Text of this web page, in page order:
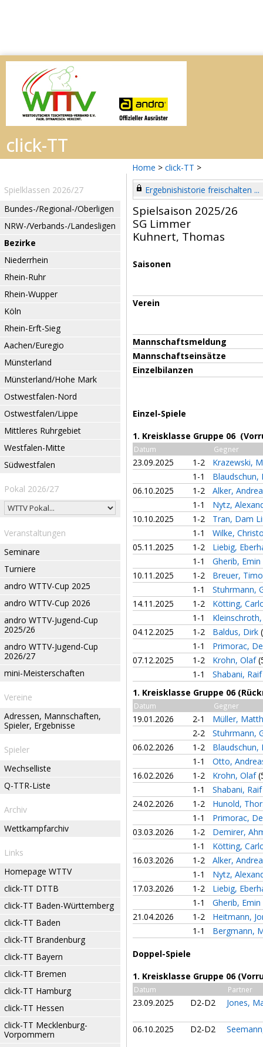
Home > click-TT >
Spielklassen 2026/27
Bundes-/Regional-/Oberligen
NRW-/Verbands-/Landesligen
Bezirke
Niederrhein
Rhein-Ruhr
Rhein-Wupper
Köln
Rhein-Erft-Sieg
Aachen/Euregio
Münsterland
Münsterland/Hohe Mark
Ostwestfalen-Nord
Ostwestfalen/Lippe
Mittleres Ruhrgebiet
Westfalen-Mitte
Südwestfalen
Pokal 2026/27
Veranstaltungen
Seminare
Turniere
andro WTTV-Cup 2025
andro WTTV-Cup 2026
andro WTTV-Jugend-Cup
2025/26
andro WTTV-Jugend-Cup
2026/27
mini-Meisterschaften
Vereine
Adressen, Mannschaften,
Spieler, Ergebnisse
Spieler
Wechselliste
Q-TTR-Liste
Archiv
Wettkampfarchiv
Links
Homepage WTTV
click-TT DTTB
click-TT Baden-Württemberg
click-TT Baden
click-TT Brandenburg
click-TT Bayern
click-TT Bremen
click-TT Hamburg
click-TT Hessen
click-TT Mecklenburg-
Vorpommern
Ergebnishistorie freischalten ...
Spielsaison 2025/26
SG Limmer
Kuhnert, Thomas
Saisonen
Verein
Mannschaftsmeldung
Mannschaftseinsätze
Einzelbilanzen
Einzel-Spiele
1. Kreisklasse Gruppe 06
Datum Gegner
23.09.2025 1-2
Krazewski,
1-1
Blaudschun,
06.10.2025
1-2
Alker,
1-1
Nytz,
10.10.2025
1-2
Tran, Dam
1-1
Wilke,
05.11.2025
1-2
Liebig,
1-1
Gherib, Emin
10.11.2025
1-2
Breuer,
1-1
Stuhrmann,
14.11.2025
1-2
Kötting,
1-1
04.12.2025
1-2 Baldus, Dirk
1-1
Primorac,
07.12.2025
1-2 Krohn, Olaf
1-1
Shabani,
1. Kreisklasse Gruppe 06
Datum Gegner
19.01.2026 2-1
Müller,
2-2
Stuhrmann,
06.02.2026
1-2
Blaudschun,
1-1
Otto,
16.02.2026
1-2 Krohn, Olaf
1-1
Shabani,
24.02.2026
1-2
Hunold,
1-1
Primorac,
03.03.2026
1-2
Demirer,
1-1
Kötting,
16.03.2026
1-2
Alker,
1-1
Nytz,
17.03.2026
1-2
Liebig,
1-1
Gherib, Emin
21.04.2026
1-2
Heitmann,
1-1
Bergmann,
Doppel-Spiele
1. Kreisklasse Gruppe 06
Datum Partner
23.09.2025 D2-D2 Jones,
06.10.2025 D2-D2